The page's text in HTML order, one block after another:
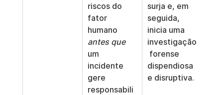
riscos do
fator
humano
antes que
um
incidente
gere
responsabili
surja e, em
seguida,
inicia uma
investigação
forense
dispendiosa
e disruptiva.